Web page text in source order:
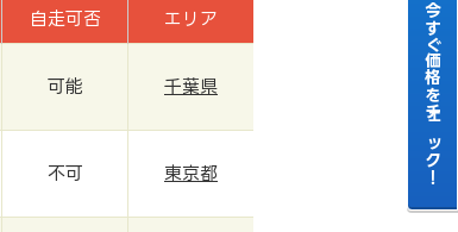
自走可否 エリア
可能 千葉県
不可 東京都 今すぐ価格をチェック！